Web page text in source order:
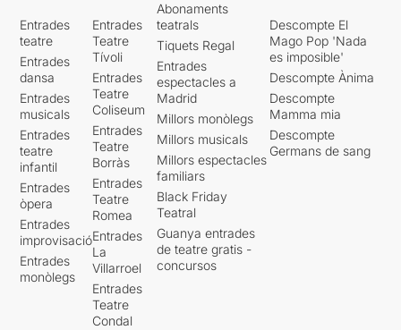
Entrades
teatre
Entrades
dansa
Entrades
musicals
Entrades
teatre
infantil
Entrades
òpera
Entrades
improvisació
Entrades
monòlegs
Entrades
Teatre
Tívoli
Entrades
Teatre
Coliseum
Entrades
Teatre
Borràs
Entrades
Teatre
Romea
Entrades
La
Villarroel
Entrades
Teatre
Condal
Abonaments
teatrals
Tiquets Regal
Entrades
espectacles a
Madrid
Millors monòlegs
Millors musicals
Millors espectacles
familiars
Black Friday
Teatral
Guanya entrades
de teatre gratis -
concursos
Descompte El
Mago Pop 'Nada
es imposible'
Descompte Ànima
Descompte
Mamma mia
Descompte
Germans de sang